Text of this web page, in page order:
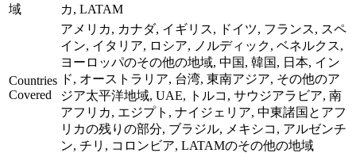
域
カ, LATAM
Countries
Covered
アメリカ, カナダ, イギリス, ドイツ, フランス, スペ
イン, イタリア, ロシア, ノルディック, ベネルクス,
ヨーロッパのその他の地域, 中国, 韓国, 日本, イン
ド, オーストラリア, 台湾, 東南アジア, その他のア
ジア太平洋地域, UAE, トルコ, サウジアラビア, 南
アフリカ, エジプト, ナイジェリア, 中東諸国とアフ
リカの残りの部分, ブラジル, メキシコ, アルゼンチ
ン, チリ, コロンビア, LATAMのその他の地域